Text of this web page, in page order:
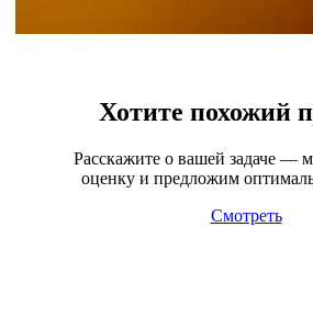
Хотите похожий
Расскажите о вашей задаче —
оценку и предложим
Смотреть